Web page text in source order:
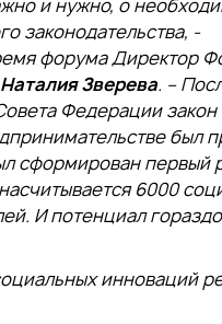
и нужно, о
законодательства, -
форума Директор
Наталия Зверева. –
Федерации закон
был
сформирован первый
6000
И потенциал гораздо
инноваций